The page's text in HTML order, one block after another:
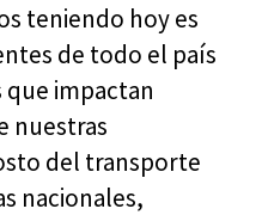
teniendo hoy es
de todo el país
impactan
nuestras
del transporte
nacionales,